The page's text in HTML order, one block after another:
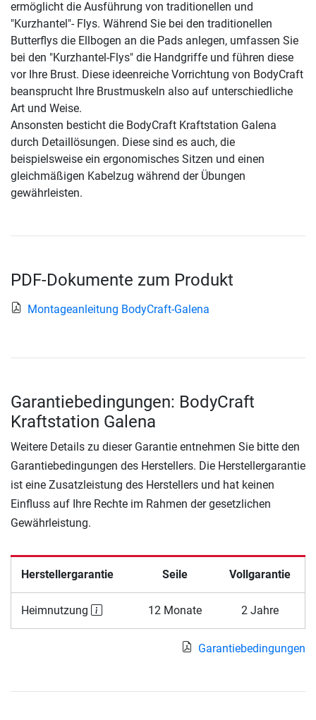
ermöglicht die Ausführung von traditionellen und
"Kurzhantel"- Flys. Während Sie bei den traditionellen
Butterflys die Ellbogen an die Pads anlegen, umfassen Sie
bei den "Kurzhantel-Flys" die Handgriffe und führen diese
vor Ihre Brust. Diese ideenreiche Vorrichtung von BodyCraft
beansprucht Ihre Brustmuskeln also auf unterschiedliche
Art und Weise.
Ansonsten besticht die BodyCraft Kraftstation Galena
durch Detaillösungen. Diese sind es auch, die
beispielsweise ein ergonomisches Sitzen und einen
gleichmäßigen Kabelzug während der Übungen
gewährleisten.
PDF-Dokumente zum Produkt
Montageanleitung BodyCraft-Galena
Garantiebedingungen: BodyCraft
Kraftstation Galena
Weitere Details zu dieser Garantie entnehmen Sie bitte den
Garantiebedingungen des Herstellers. Die Herstellergarantie
ist eine Zusatzleistung des Herstellers und hat keinen
Einfluss auf Ihre Rechte im Rahmen der gesetzlichen
Gewährleistung.
Herstellergarantie Seile Vollgarantie
Heimnutzung 12 Monate 2 Jahre
Garantiebedingungen